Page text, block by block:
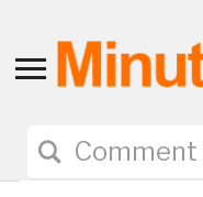
Toggle
navigation